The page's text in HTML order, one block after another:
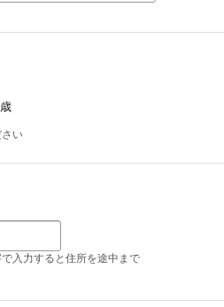
歳
い
入力すると住所を途中まで